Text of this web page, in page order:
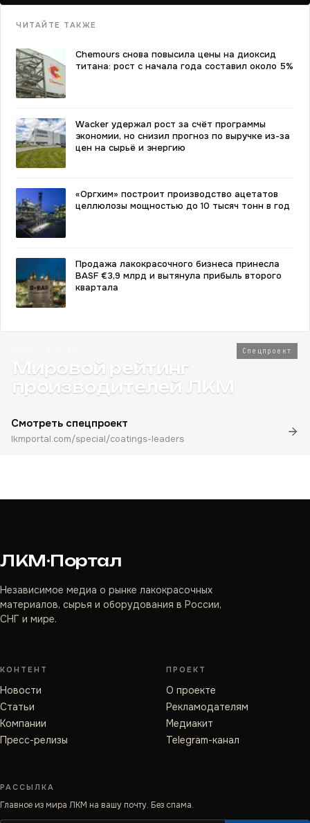
ЧИТАЙТЕ ТАКЖЕ
Chemours снова повысила цены на диоксид
титана: рост с начала года составил около 5%
Wacker удержал рост за счёт программы
экономии, но снизил прогноз по выручке из-за
цен на сырьё и энергию
«Оргхим» построит производство ацетатов
целлюлозы мощностью до 10 тысяч тонн в год
Продажа лакокрасочного бизнеса принесла
BASF €3,9 млрд и вытянула прибыль второго
квартала
Спецпроект
Мировой рейтинг
производителей ЛКМ
Смотреть спецпроект
lkmportal.com/special/coatings-leaders
ЛКМ·Портал
Независимое медиа о рынке лакокрасочных
материалов, сырья и оборудования в России,
СНГ и мире.
КОНТЕНТ
Новости
Статьи
Компании
Пресс-релизы
ПРОЕКТ
О проекте
Рекламодателям
Медиакит
Telegram-канал
РАССЫЛКА
Главное из мира ЛКМ на вашу почту. Без спама.